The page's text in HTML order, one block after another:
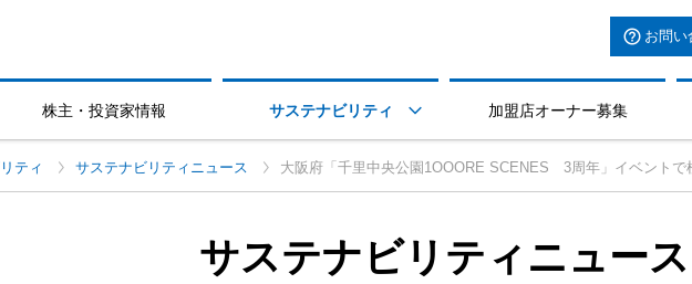
お問い
株主・投資家情報 サステナビリティ  加盟店オーナー募集
ティ サステナビリティニュース 大阪府「千里中央公園1OOORE SCENES 3周年」イベントで
サステナビリティニュース